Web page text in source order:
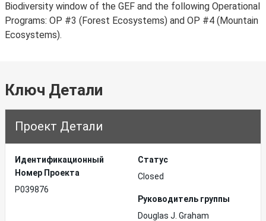
Biodiversity window of the GEF and the following Operational
Programs: OP #3 (Forest Ecosystems) and OP #4 (Mountain
Ecosystems).
Ключ Детали
Проект Детали
Идентификационный
Hомер Проекта
P039876
Статус
Closed
Руководитель группы
Douglas J. Graham